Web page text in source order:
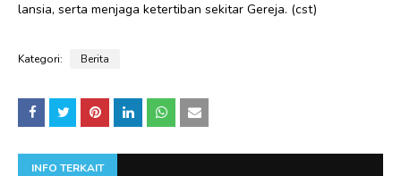
lansia, serta menjaga ketertiban sekitar Gereja. (cst)
Kategori: Berita
INFO TERKAIT